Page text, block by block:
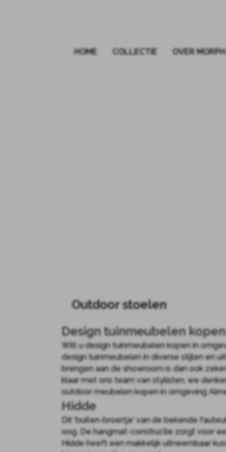
HOME COLLECTIE OVER MORPH
Outdoor stoelen
Design tuinmeubelen
Wilt u design tuinmeubelen kopen in
design tuinmeubelen in diverse stijlen en
brengen aan de showroom is dan ook
klaar met ons team van stylisten, we
outdoor meubelen kopen in omgeving
Hidde
Dit ‘buiten-broertje’ van de bekende
oog. De hangmat-constructie zorgt voor
Hidde heeft een makkelijk uitneembaar